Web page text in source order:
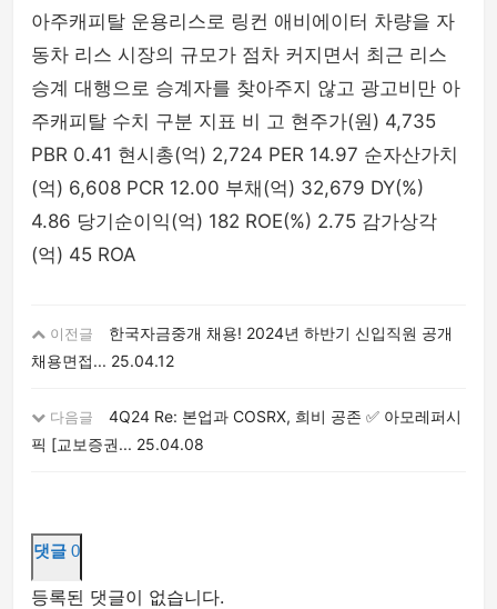
아주캐피탈 운용리스로 링컨 애비에이터 차량을 자
동차 리스 시장의 규모가 점차 커지면서 최근 리스
승계 대행으로 승계자를 찾아주지 않고 광고비만 아
주캐피탈 수치 구분 지표 비 고 현주가(원) 4,735
PBR 0.41 현시총(억) 2,724 PER 14.97 순자산가치
(억) 6,608 PCR 12.00 부채(억) 32,679 DY(%)
4.86 당기순이익(억) 182 ROE(%) 2.75 감가상각
(억) 45 ROA
이전글
한국자금중개 채용! 2024년 하반기 신입직원 공개
채용면접... 25.04.12
다음글
4Q24 Re: 본업과 COSRX, 희비 공존 ✅ 아모레퍼시
픽 [교보증권... 25.04.08
댓글 0
등록된 댓글이 없습니다.